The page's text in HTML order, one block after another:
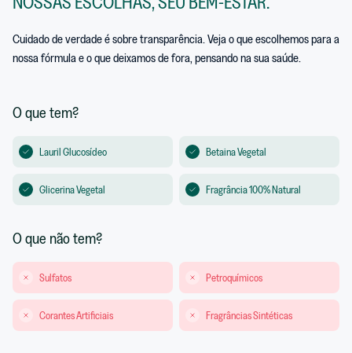
Cuidado de verdade é sobre transparência. Veja o que escolhemos para a
nossa fórmula e o que deixamos de fora, pensando na sua saúde.
O que tem?
Lauril Glucosídeo Betaina Vegetal
Glicerina Vegetal Fragrância 100% Natural
O que não tem?
Sulfatos Petroquímicos
Corantes Artificiais Fragrâncias Sintéticas